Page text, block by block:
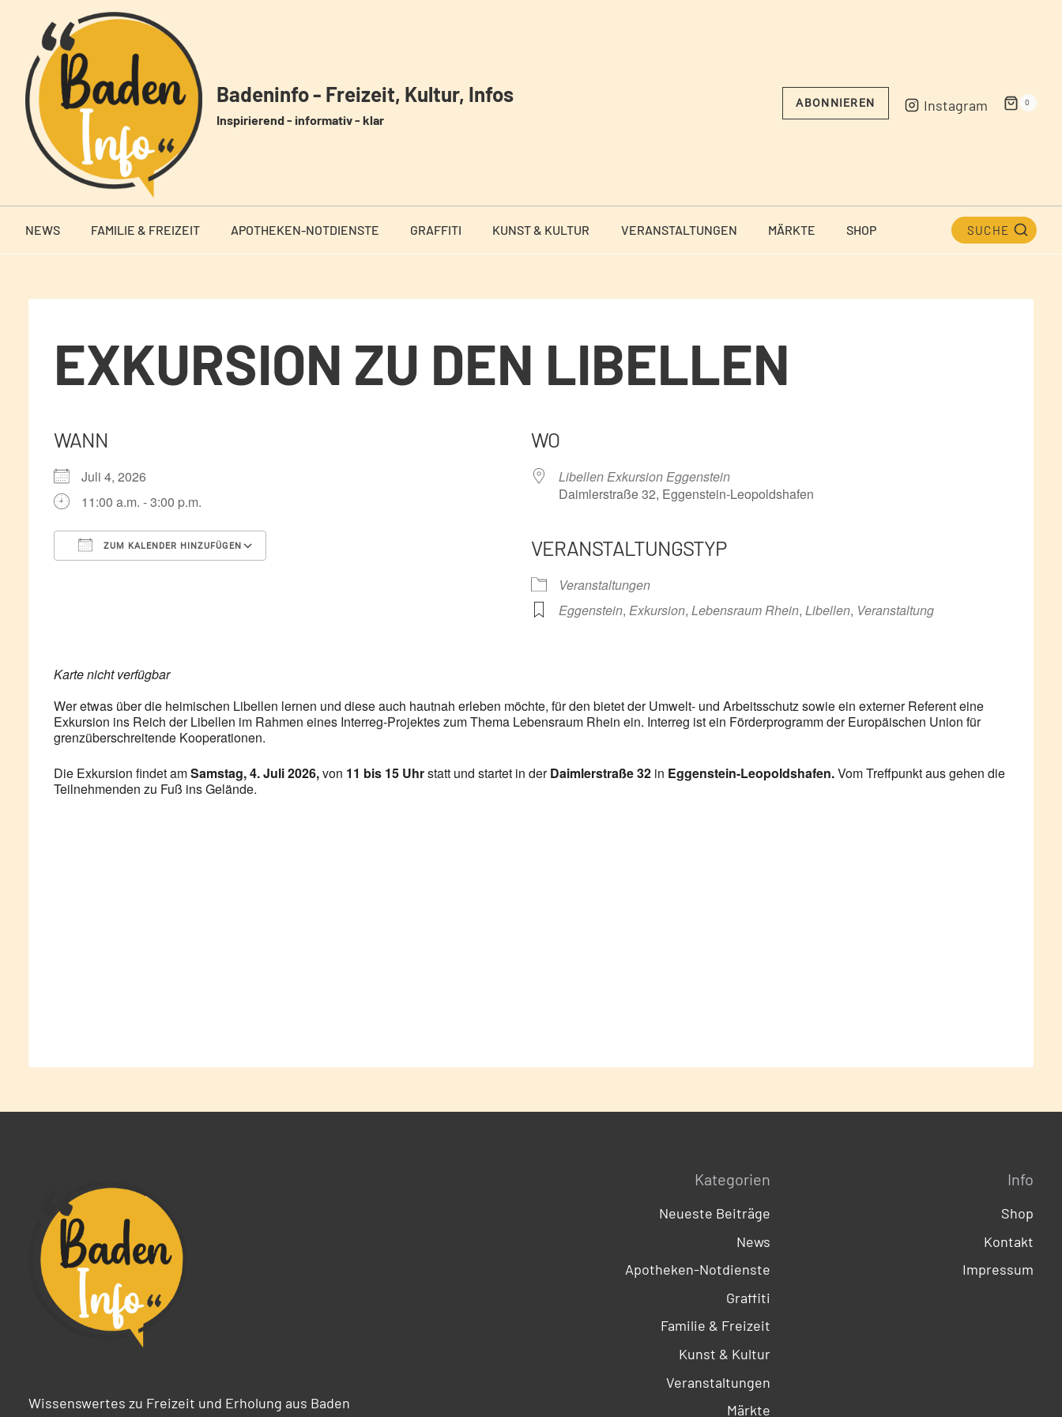
springen
Badeninfo - Freizeit, Kultur, Infos
Inspirierend - informativ - klar
ABONNIEREN Instagram 0
NEWS FAMILIE & FREIZEIT APOTHEKEN-NOTDIENSTE GRAFFITI KUNST & KULTUR VERANSTALTUNGEN MÄRKTE SHOP SUCHE
EXKURSION ZU DEN LIBELLEN
WANN
Juli 4, 2026
11:00 a.m. - 3:00 p.m.
ZUM KALENDER HINZUFÜGEN
iCalendar
WO
Libellen Exkursion Eggenstein
Daimlerstraße 32, Eggenstein-Leopoldshafen
VERANSTALTUNGSTYP
Veranstaltungen
Eggenstein, Exkursion, Lebensraum Rhein, Libellen, Veranstaltung
Karte nicht verfügbar
Wer etwas über die heimischen Libellen lernen und diese auch hautnah erleben möchte, für den bietet der Umwelt- und Arbeitsschutz sowie ein externer Referent eine
Exkursion ins Reich der Libellen im Rahmen eines Interreg-Projektes zum Thema Lebensraum Rhein ein. Interreg ist ein Förderprogramm der Europäischen Union für
grenzüberschreitende Kooperationen.
Die Exkursion findet amSamstag, 4. Juli 2026,von 11 bis 15 Uhrstatt und startet in derDaimlerstraße 32 in Eggenstein-Leopoldshafen.Vom Treffpunkt aus gehen die
Teilnehmenden zu Fuß ins Gelände.
Wissenswertes zu Freizeit und Erholung aus Baden
Kategorien
Neueste Beiträge
News
Apotheken-Notdienste
Graffiti
Familie & Freizeit
Kunst & Kultur
Veranstaltungen
Märkte
Info
Shop
Kontakt
Impressum